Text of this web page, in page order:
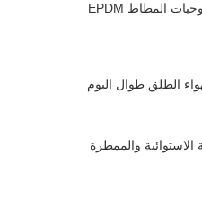
الطلق طوال اليوم
والممطرة